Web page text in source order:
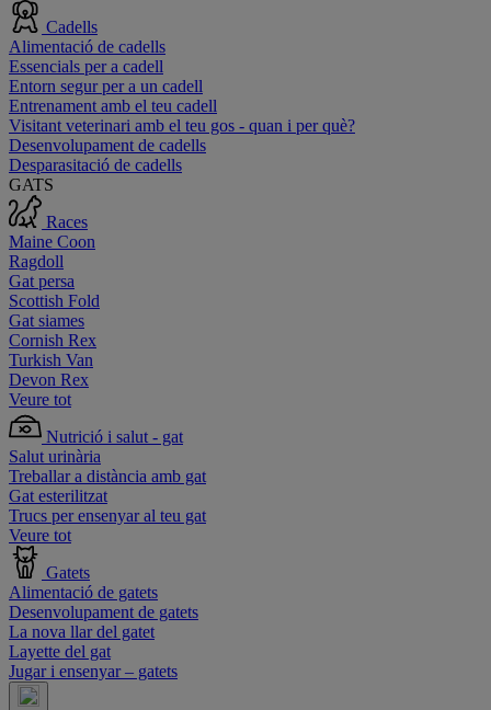
Cadells
Alimentació de cadells
Essencials per a cadell
Entorn segur per a un cadell
Entrenament amb el teu cadell
Visitant veterinari amb el teu gos - quan i per què?
Desenvolupament de cadells
Desparasitació de cadells
GATS
Races
Maine Coon
Ragdoll
Gat persa
Scottish Fold
Gat siames
Cornish Rex
Turkish Van
Devon Rex
Veure tot
Nutrició i salut - gat
Salut urinària
Treballar a distància amb gat
Gat esterilitzat
Trucs per ensenyar al teu gat
Veure tot
Gatets
Alimentació de gatets
Desenvolupament de gatets
La nova llar del gatet
Layette del gat
Jugar i ensenyar – gatets